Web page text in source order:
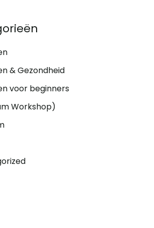
& Gezondheid
voor beginners
Workshop)